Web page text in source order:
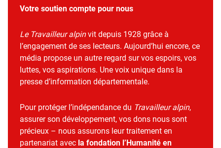
Votre soutien compte pour nous
Le Travailleur alpinvit depuis 1928 grâce à
l’engagement de ses lecteurs. Aujourd’hui encore, ce
média propose un autre regard sur vos espoirs, vos
luttes, vos aspirations. Une voix unique dans la
presse d’information départementale.
Pour protéger l’indépendance du Travailleur alpin,
assurer son développement, vos dons nous sont
précieux – nous assurons leur traitement en
partenariat avec la fondation l’Humanité en